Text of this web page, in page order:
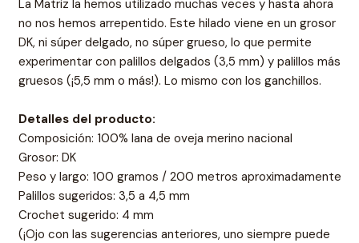
La Matriz la hemos utilizado muchas veces y hasta ahora
no nos hemos arrepentido. Este hilado viene en un grosor
DK, ni súper delgado, no súper grueso, lo que permite
experimentar con palillos delgados (3,5 mm) y palillos más
gruesos (¡5,5 mm o más!). Lo mismo con los ganchillos.
Detalles del producto:
Composición: 100% lana de oveja merino nacional
Grosor: DK
Peso y largo: 100 gramos / 200 metros aproximadamente
Palillos sugeridos: 3,5 a 4,5 mm
Crochet sugerido: 4 mm
(¡Ojo con las sugerencias anteriores, uno siempre puede